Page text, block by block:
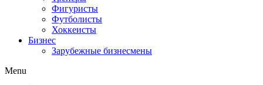
Фигуристы
Футболисты
Хоккеисты
Бизнес
Зарубежные бизнесмены
Menu